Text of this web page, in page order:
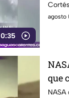
0:35
agosto
que